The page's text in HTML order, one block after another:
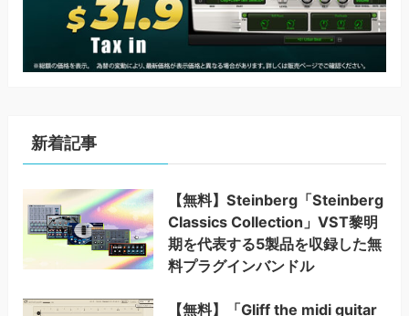
新着記事
【無料】Steinberg「Steinberg
Classics Collection」VST黎明
期を代表する5製品を収録した無
料プラグインバンドル
【無料】「Gliff the midi guitar